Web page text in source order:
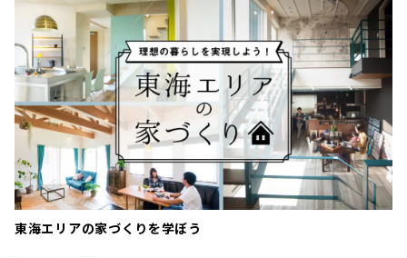
東海エリアの家づくりを学ぼう